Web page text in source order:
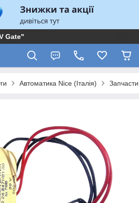
Gate"
Автоматика Nice (Італія)